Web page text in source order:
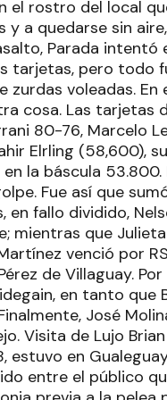
el rostro del local
y a quedarse sin
Parada intentó
tarjetas, pero todo
zurdas voleadas. En
cosa. Las tarjetas
80-76, Marcelo
Elrling (58,600),
la báscula 53.800.
Fue así que
fallo dividido,
mientras que
venció por
de Villaguay.
en tanto que
José
Visita de Lujo
estuvo en
entre el público